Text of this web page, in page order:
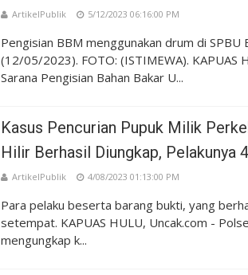
ArtikelPublik 5/12/2023 06:16:00 PM
Pengisian BBM menggunakan drum di SPBU
(12/05/2023). FOTO: (ISTIMEWA). KAPUAS
Sarana Pengisian Bahan Bakar U...
Kasus Pencurian Pupuk Milik
Hilir Berhasil Diungkap, Pelakunya
ArtikelPublik 4/08/2023 01:13:00 PM
Para pelaku beserta barang bukti, yang
setempat. KAPUAS HULU, Uncak.com -
mengungkap k...